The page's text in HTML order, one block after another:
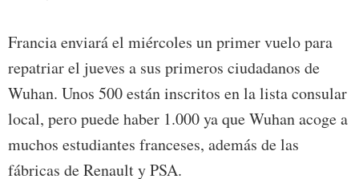
Francia enviará el miércoles un primer vuelo para
repatriar el jueves a sus primeros ciudadanos de
Wuhan. Unos 500 están inscritos en la lista consular
local, pero puede haber 1.000 ya que Wuhan acoge a
muchos estudiantes franceses, además de las
fábricas de Renault y PSA.